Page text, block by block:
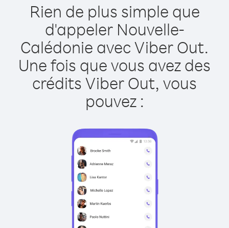
Rien de plus simple que
d'appeler Nouvelle-
Calédonie avec Viber Out.
Une fois que vous avez des
crédits Viber Out, vous
pouvez :